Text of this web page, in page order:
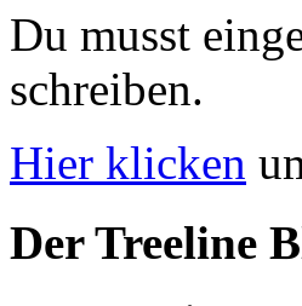
Du musst
schreiben.
Hier klicken
Der Treeline